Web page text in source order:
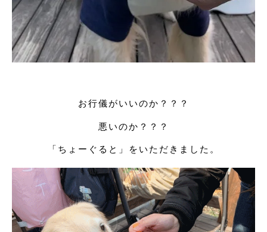
お行儀がいいのか？？？
悪いのか？？？
「ちょーぐると」をいただきました。